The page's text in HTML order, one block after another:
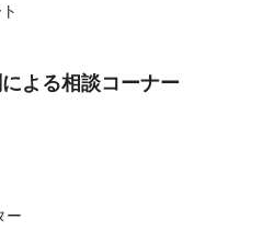
よる相談コーナー
ー